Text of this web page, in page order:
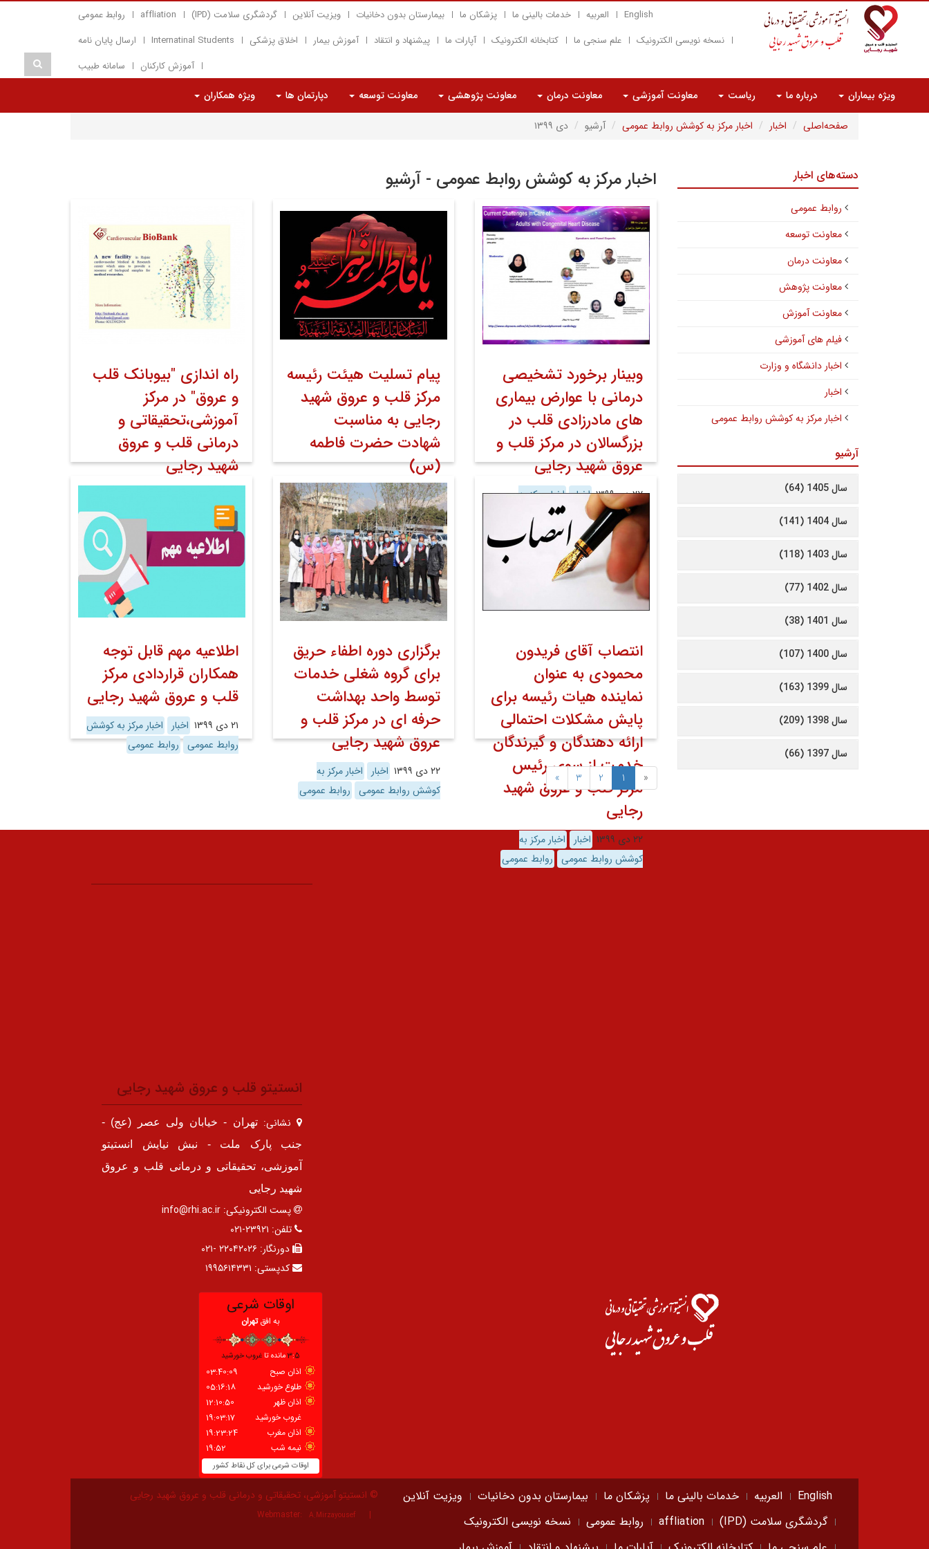
English العربیه خدمات بالینی ما پزشکان ما بیمارستان بدون دخانیات ویزیت آنلاین گردشگری سلامت (IPD) affliation
روابط عمومی
نسخه نویسی الکترونیک
علم سنجی ما کتابخانه الکترونیک آپارات ما پیشنهاد و انتقاد آموزش بیمار اخلاق پزشکی Internatinal Students
ارسال پایان نامه
آموزش کارکنان
سامانه طبیب
ویژه بیماران درباره ما ریاست معاونت آموزشی معاونت درمان معاونت پژوهشی معاونت توسعه دپارتمان ها
ویژه همکاران
صفحه‌اصلی
اخبار اخبار مرکز به کوشش روابط عمومی آرشیو دی ۱۳۹۹
اخبار مرکز به کوشش روابط عمومی - آرشیو
وبینار برخورد تشخیصی
درمانی با عوارض بیماری
های مادرزادی قلب در
بزرگسالان در مرکز قلب و
عروق شهید رجایی
۲۷ دی ۱۳۹۹ اخبار اخبار مرکز به
کوشش روابط عمومی روابط عمومی
معاونت پژوهش
پیام تسلیت هیئت رئیسه
مرکز قلب و عروق شهید
رجایی به مناسبت
شهادت حضرت فاطمه
(س)
۲۷ دی ۱۳۹۹ اخبار اخبار مرکز به
کوشش روابط عمومی روابط عمومی
راه اندازی "بیوبانک قلب
و عروق" در مرکز
آموزشی،تحقیقاتی و
درمانی قلب و عروق
شهید رجایی
کوشش روابط عمومی
روابط عمومی
انتصاب آقای فریدون
محمودی به عنوان
نماینده هیات رئیسه برای
پایش مشکلات احتمالی
ارائه دهندگان و گیرندگان
خدمت از سوی رئیس
مرکز قلب و عروق شهید
رجایی
۲۲ دی ۱۳۹۹ اخبار
اخبار مرکز به
کوشش روابط عمومی روابط عمومی
برگزاری دوره اطفاء حریق
برای گروه شغلی خدمات
توسط واحد بهداشت
حرفه ای در مرکز قلب و
عروق شهید رجایی
۲۲ دی ۱۳۹۹ اخبار
اخبار مرکز به
کوشش روابط عمومی روابط عمومی
اطلاعیه مهم قابل توجه
همکاران قراردادی مرکز
قلب و عروق شهید رجایی
۲۱ دی ۱۳۹۹ اخبار
اخبار مرکز به کوشش
روابط عمومی روابط عمومی
«
1
2
3
»
دسته‌های اخبار
روابط عمومی
معاونت توسعه
معاونت درمان
معاونت پژوهش
معاونت آموزش
فیلم های آموزشی
اخبار دانشگاه و وزارت
اخبار
اخبار مرکز به کوشش روابط عمومی
آرشیو
سال 1405 (64)
سال 1404 (141)
سال 1403 (118)
سال 1402 (77)
سال 1401 (38)
سال 1400 (107)
سال 1399 (163)
سال 1398 (209)
سال 1397 (66)
انستیتو قلب و عروق شهید رجایی
نشانی:تهران - خیابان ولی عصر (عج) -
جنب پارک ملت - نبش نیایش انستیتو
آموزشی، تحقیقاتی و درمانی قلب و عروق
شهید رجایی
پست الکترونیکی: info@rhi.ac.ir
تلفن: ۲۳۹۲۱-۰۲۱
دورنگار: ۲۲۰۴۲۰۲۶ -۰۲۱
کدپستی: ۱۹۹۵۶۱۴۳۳۱
English العربیه خدمات بالینی ما پزشکان ما بیمارستان بدون دخانیات
ویزیت آنلاین
گردشگری سلامت (IPD)
affliation روابط عمومی
نسخه نویسی الکترونیک
© انستیتو آموزشی، تحقیقاتی و درمانی قلب و عروق شهید رجایی
Webmaster: A.Mirzayousef